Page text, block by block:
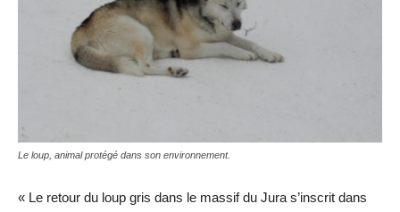
Le loup, animal protégé dans son environnement.
« Le retour du loup gris dans le massif du Jura s’inscrit dans